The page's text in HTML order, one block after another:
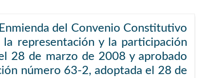
del Convenio Constitutivo
representación y la participación
28 de marzo de 2008 y aprobado
número 63-2, adoptada el 28 de